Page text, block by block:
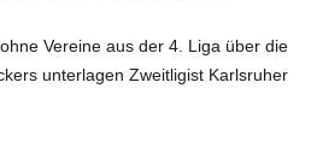
Vereine aus der 4. Liga über die
unterlagen Zweitligist Karlsruher